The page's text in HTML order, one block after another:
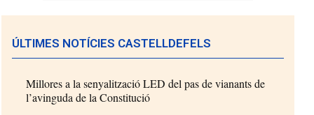
ÚLTIMES NOTÍCIES CASTELLDEFELS
Millores a la senyalització LED del pas de vianants de
l’avinguda de la Constitució